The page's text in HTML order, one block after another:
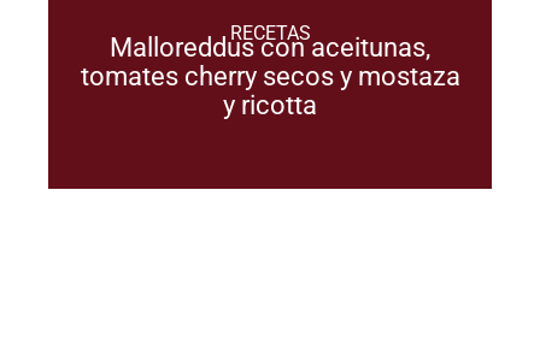
RECETAS
Malloreddus con aceitunas,
tomates cherry secos y mostaza
y ricotta